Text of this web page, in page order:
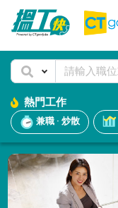
熱門工作
兼職 · 炒散